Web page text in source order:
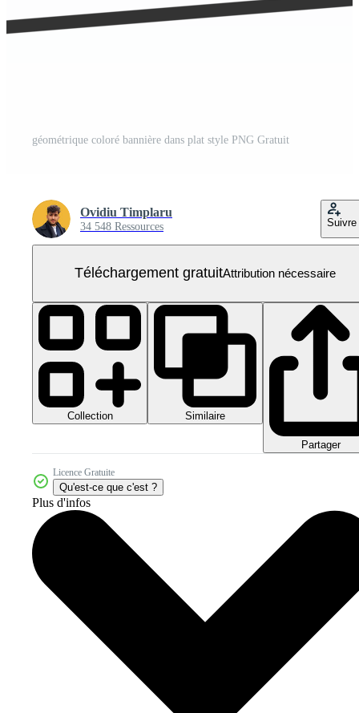
géométrique coloré bannière dans plat style PNG Gratuit
Ovidiu Timplaru
34 548 Ressources Suivre
Téléchargement gratuitAttribution nécessaire
Collection Similaire
Partager
Licence Gratuite
Qu'est-ce que c'est ?
Plus d'infos